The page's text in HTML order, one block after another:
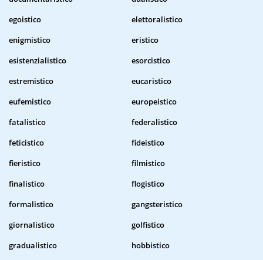
egoistico
elettoralistico
enigmistico
eristico
esistenzialistico
esorcistico
estremistico
eucaristico
eufemistico
europeistico
fatalistico
federalistico
feticistico
fideistico
fieristico
filmistico
finalistico
flogistico
formalistico
gangsteristico
giornalistico
golfistico
gradualistico
hobbistico